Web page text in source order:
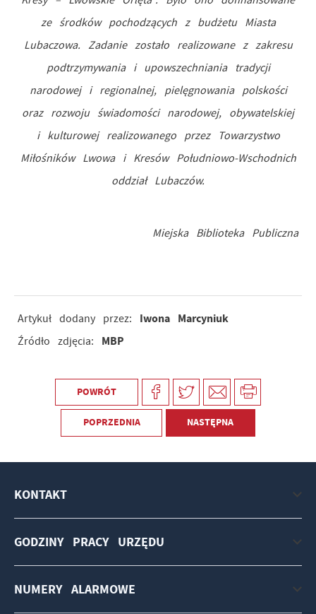
ze środków pochodzących z budżetu Miasta
Lubaczowa. Zadanie zostało realizowane z zakresu
podtrzymywania i upowszechniania tradycji
narodowej i regionalnej, pielęgnowania polskości
oraz rozwoju świadomości narodowej, obywatelskiej
i kulturowej realizowanego przez Towarzystwo
Miłośników Lwowa i Kresów Południowo-Wschodnich
oddział Lubaczów.
Miejska Biblioteka Publiczna
Artykuł dodany przez: Iwona Marcyniuk
Źródło zdjęcia: MBP
POWRÓT
POPRZEDNIA NASTĘPNA
KONTAKT
GODZINY PRACY URZĘDU
NUMERY ALARMOWE